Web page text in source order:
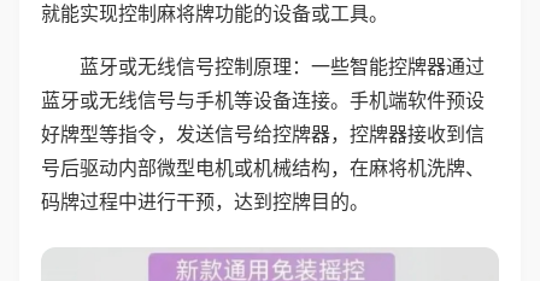
就能实现控制麻将牌功能的设备或工具。
蓝牙或无线信号控制原理：一些智能控牌器通过
蓝牙或无线信号与手机等设备连接。手机端软件预设
好牌型等指令，发送信号给控牌器，控牌器接收到信
号后驱动内部微型电机或机械结构，在麻将机洗牌、
码牌过程中进行干预，达到控牌目的。